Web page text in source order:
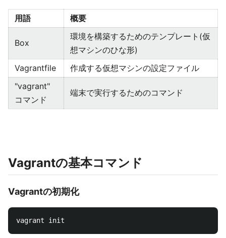
用語 概要
Box
環境を構築するためのテンプレート(仮
想マシンのひな形)
Vagrantfile
作成する仮想マシンの設定ファイル
"vagrant"
コマンド
端末で実行するためのコマンド
Vagrantの基本コマンド
Vagrantの初期化